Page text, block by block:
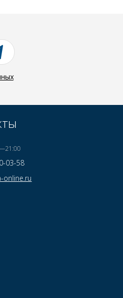
03-58
online.ru